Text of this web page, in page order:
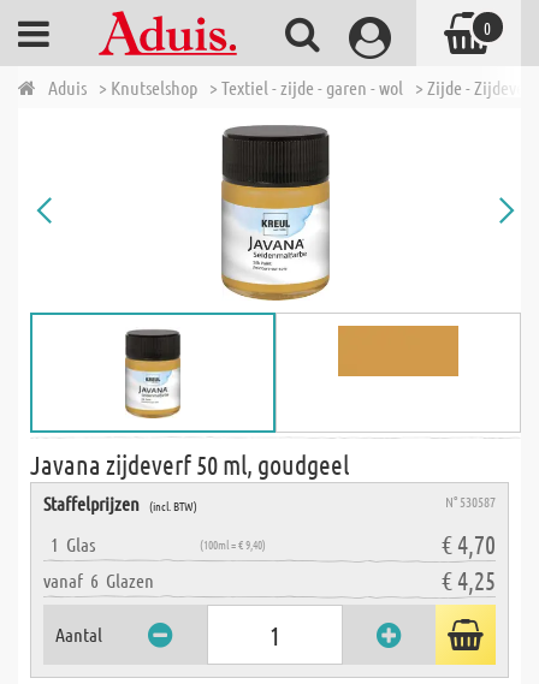
Aduis > Knutselshop > Textiel - zijde - garen - wol > Zijde - Zijdeverf
Javana zijdeverf 50 ml, goudgeel
Staffelprijzen (incl. BTW) N° 530587
1 Glas (100ml = € 9,40) € 4,70
vanaf 6 Glazen € 4,25
Aantal
0